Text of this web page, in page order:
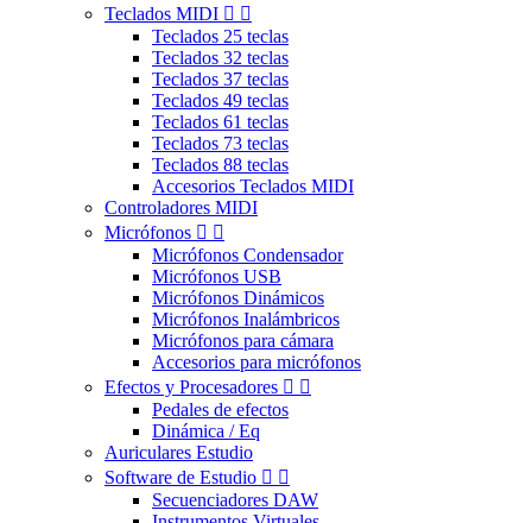
Teclados MIDI  
Teclados 25 teclas
Teclados 32 teclas
Teclados 37 teclas
Teclados 49 teclas
Teclados 61 teclas
Teclados 73 teclas
Teclados 88 teclas
Accesorios Teclados MIDI
Controladores MIDI
Micrófonos  
Micrófonos Condensador
Micrófonos USB
Micrófonos Dinámicos
Micrófonos Inalámbricos
Micrófonos para cámara
Accesorios para micrófonos
Efectos y Procesadores  
Pedales de efectos
Dinámica / Eq
Auriculares Estudio
Software de Estudio  
Secuenciadores DAW